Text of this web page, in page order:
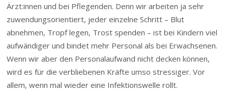
Ärzt:innen und bei Pflegenden. Denn wir arbeiten ja sehr
zuwendungsorientiert, jeder einzelne Schritt – Blut
abnehmen, Tropf legen, Trost spenden – ist bei Kindern viel
aufwändiger und bindet mehr Personal als bei Erwachsenen.
Wenn wir aber den Personalaufwand nicht decken können,
wird es für die verbliebenen Kräfte umso stressiger. Vor
allem, wenn mal wieder eine Infektionswelle rollt.